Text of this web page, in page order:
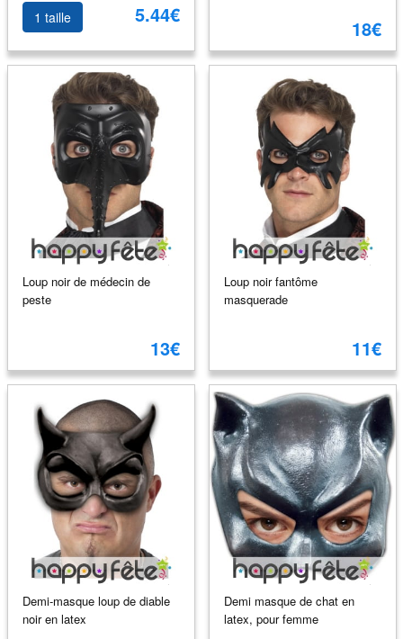
1 taille 5.44€
18€
Loup noir de médecin de
peste
13€
Loup noir fantôme
masquerade
11€
Demi-masque loup de diable
noir en latex
Demi masque de chat en
latex, pour femme